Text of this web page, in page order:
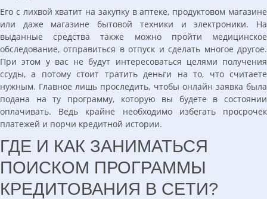
Его с лихвой хватит на закупку в аптеке, продуктовом магазине
или даже магазине бытовой техники и электроники. На
выданные средства также можно пройти медицинское
обследование, отправиться в отпуск и сделать многое другое.
При этом у вас не будут интересоваться целями получения
ссуды, а потому стоит тратить деньги на то, что считаете
нужным. Главное лишь проследить, чтобы онлайн заявка была
подана на ту программу, которую вы будете в состоянии
оплачивать. Ведь крайне необходимо избегать просрочек
платежей и порчи кредитной истории.
ГДЕ И КАК ЗАНИМАТЬСЯ
ПОИСКОМ ПРОГРАММЫ
КРЕДИТОВАНИЯ В СЕТИ?